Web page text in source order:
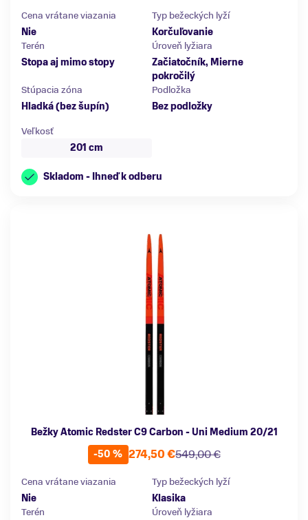
Cena vrátane viazania
Nie
Typ bežeckých lyží
Korčuľovanie
Terén
Stopa aj mimo stopy
Úroveň lyžiara
Začiatočník, Mierne
pokročilý
Stúpacia zóna
Hladká (bez šupín)
Podložka
Bez podložky
Veľkosť
201 cm
Skladom - Ihneď k odberu
Bežky Atomic Redster C9 Carbon - Uni Medium 20/21
-50 %
549,00 €
274,50 €
Cena vrátane viazania
Nie
Typ bežeckých lyží
Klasika
Terén
Úroveň lyžiara